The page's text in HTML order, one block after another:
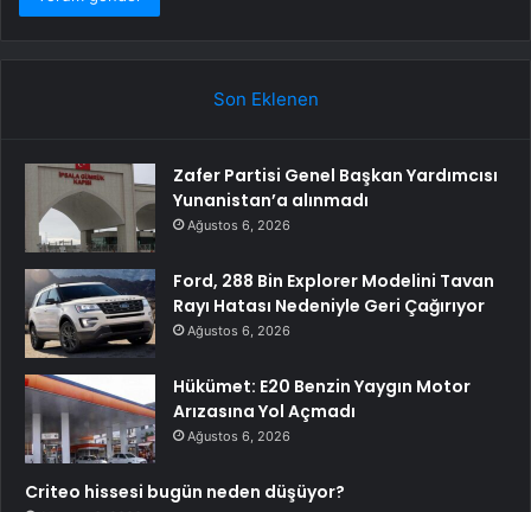
Son Eklenen
Zafer Partisi Genel Başkan Yardımcısı
Yunanistan’a alınmadı
Ağustos 6, 2026
Ford, 288 Bin Explorer Modelini Tavan
Rayı Hatası Nedeniyle Geri Çağırıyor
Ağustos 6, 2026
Hükümet: E20 Benzin Yaygın Motor
Arızasına Yol Açmadı
Ağustos 6, 2026
Criteo hissesi bugün neden düşüyor?